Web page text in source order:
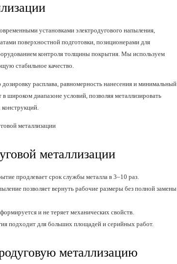
установками электродугового напыления,
поверхностной подготовки, позиционерами для
контроля толщины покрытия. Мы используем
стабильное качество.
расплава, равномерность нанесения и минимальный
широком диапазоне условий, позволяя металлизировать
металлизации
продлевает срок службы металла в 3–10 раз.
позволяет вернуть рабочие размеры без полной замены
и не теряет механических свойств.
подходит для больших площадей и серийных работ.
металлизацию